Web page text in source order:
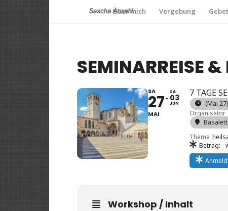
Über mich Vergebung
SEMINARREISE
SA
27
MAI
SA
03
JUN
7 TAGE
(Mai
Organisator
Thema
Betrag:
Workshop / Inhalt